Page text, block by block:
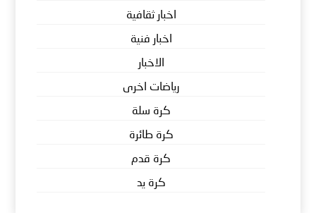
اخبار ثقافية
اخبار فنية
الاخبار
رياضات اخرى
كرة سلة
كرة طائرة
كرة قدم
كرة يد